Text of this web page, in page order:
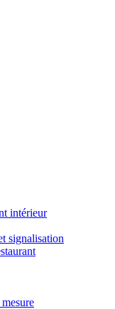
intérieur
signalisation